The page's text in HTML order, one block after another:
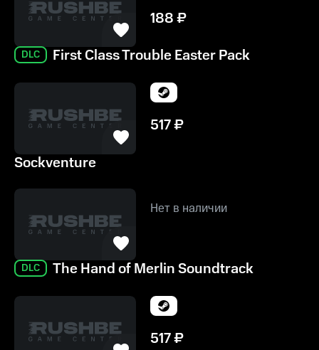
188₽
DLC First Class Trouble Easter Pack
517₽
Sockventure
Нет в наличии
DLC The Hand of Merlin Soundtrack
517₽